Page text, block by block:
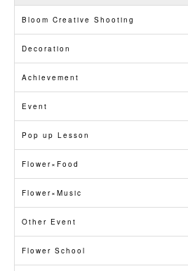
Bloom Creative Shooting
Decoration
Achievement
Event
Pop up Lesson
Flower×Food
Flower×Music
Other Event
Flower School